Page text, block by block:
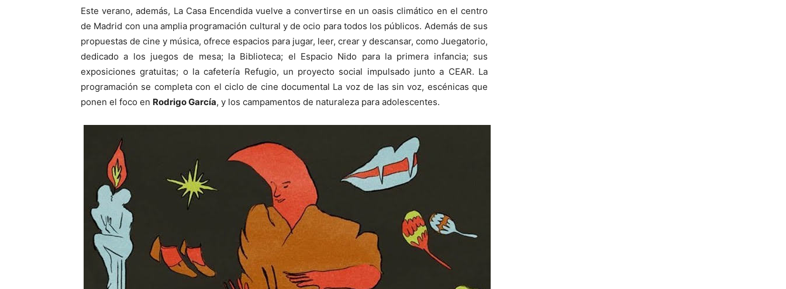
Este verano, además, La Casa Encendida vuelve a convertirse en un oasis climático en el centro
de Madrid con una amplia programación cultural y de ocio para todos los públicos. Además de sus
propuestas de cine y música, ofrece espacios para jugar, leer, crear y descansar, como Juegatorio,
dedicado a los juegos de mesa; la Biblioteca; el Espacio Nido para la primera infancia; sus
exposiciones gratuitas; o la cafetería Refugio, un proyecto social impulsado junto a CEAR. La
programación se completa con el ciclo de cine documental La voz de las sin voz, escénicas que
ponen el foco en Rodrigo García, y los campamentos de naturaleza para adolescentes.